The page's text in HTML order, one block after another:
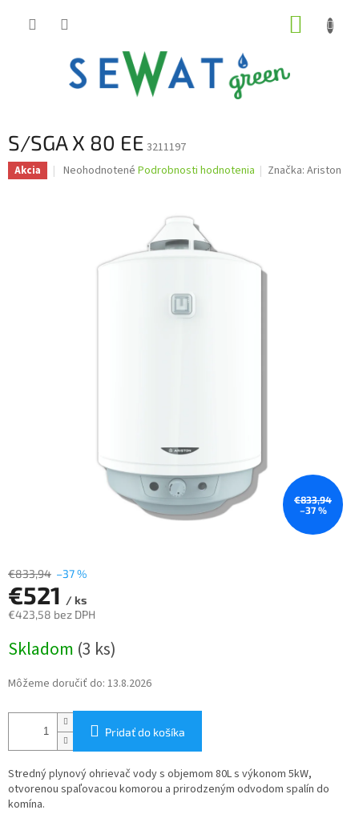
S/SGA X 80 EE 3211197
Akcia
Priemerné
Neohodnotené Podrobnosti hodnotenia Značka:Ariston
€833,94
–37 %
€833,94 –37 %
€521 / ks
€423,58 bez DPH
cena:
Skladom (3 ks)
Môžeme doručiť do: 13.8.2026
Pridať do košíka
Stredný plynový ohrievač vody s objemom 80L s výkonom 5kW,
otvorenou spaľovacou komorou a prirodzeným odvodom spalín do
komína.